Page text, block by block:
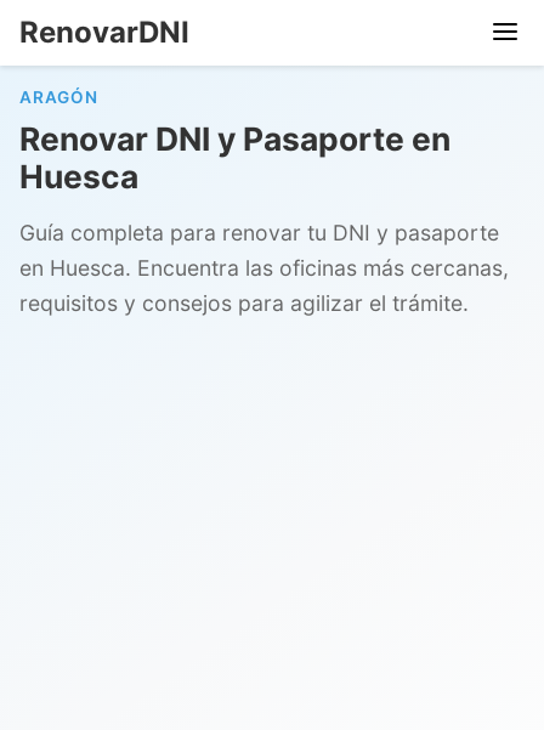
RenovarDNI
ARAGÓN
Renovar DNI y Pasaporte en
Huesca
Guía completa para renovar tu DNI y pasaporte
en Huesca. Encuentra las oficinas más cercanas,
requisitos y consejos para agilizar el trámite.